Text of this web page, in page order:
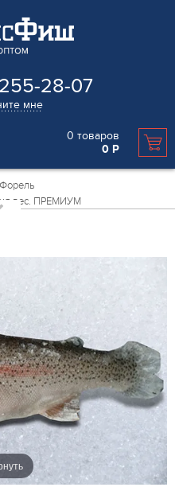
28-07
мне
0 товаров
0 Р
Форель
вес. ПРЕМИУМ